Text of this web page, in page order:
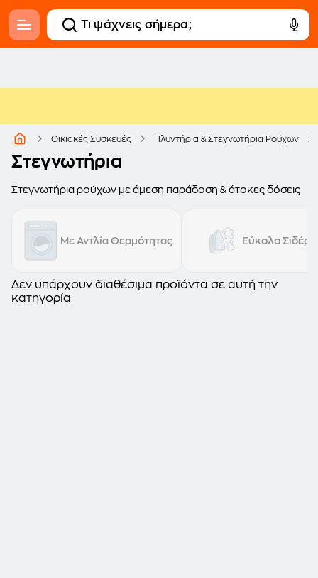
Οικιακές Συσκευές Πλυντήρια & Στεγνωτήρια Ρούχων
Στεγνωτήρια
Στεγνωτήρια ρούχων με άμεση παράδοση & άτοκες δόσεις
Με Αντλία Θερμότητας Εύκολο
Δεν υπάρχουν διαθέσιμα προϊόντα σε αυτή την
κατηγορία